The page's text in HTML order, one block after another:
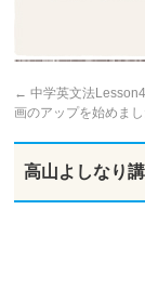
← 中学英文法
画のアップを始めまし
高山よしなり